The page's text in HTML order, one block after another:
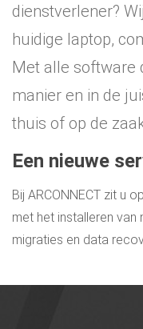
dienstverlener?
huidige laptop,
Met alle software
manier en in de
thuis of op de
Een nieuwe
Bij ARCONNECT zit u
met het installeren
migraties en data